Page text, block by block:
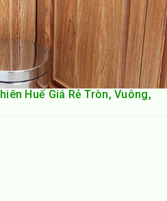
Huế Giá Rẻ Tròn, Vuông,